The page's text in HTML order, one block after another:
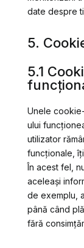
date despre
5.
5.1
Unele
ului
utilizator
funcționale,
În acest fel,
aceleași
de exemplu,
până când
fără